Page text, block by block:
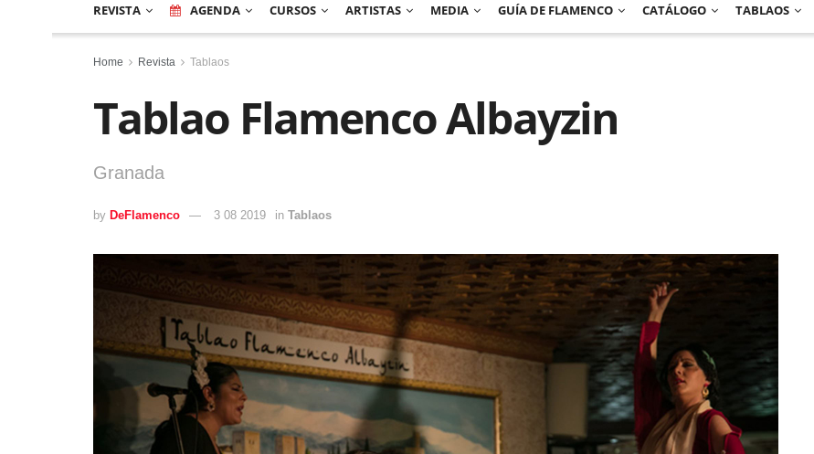
REVISTA AGENDA CURSOS ARTISTAS MEDIA GUÍA DE FLAMENCO CATÁLOGO TABLAOS
Home Revista Tablaos
Tablao Flamenco Albayzin
Granada
by DeFlamenco 3 08 2019 in Tablaos